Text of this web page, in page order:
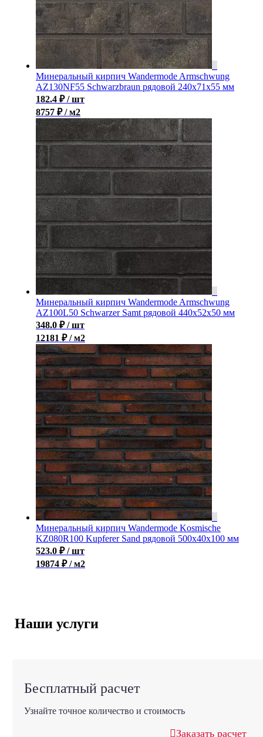
Минеральный кирпич Wandermode Armschwung
AZ130NF55 Schwarzbraun рядовой 240x71x55 мм
182.4 ₽ / шт
8757 ₽ / м2
Минеральный кирпич Wandermode Armschwung
AZ100L50 Schwarzer Samt рядовой 440x52x50 мм
348.0 ₽ / шт
12181 ₽ / м2
Минеральный кирпич Wandermode Kosmische
KZ080R100 Kupferer Sand рядовой 500x40x100 мм
523.0 ₽ / шт
19874 ₽ / м2
Наши услуги
Бесплатный расчет
Узнайте точное количество и стоимость
Заказать расчет